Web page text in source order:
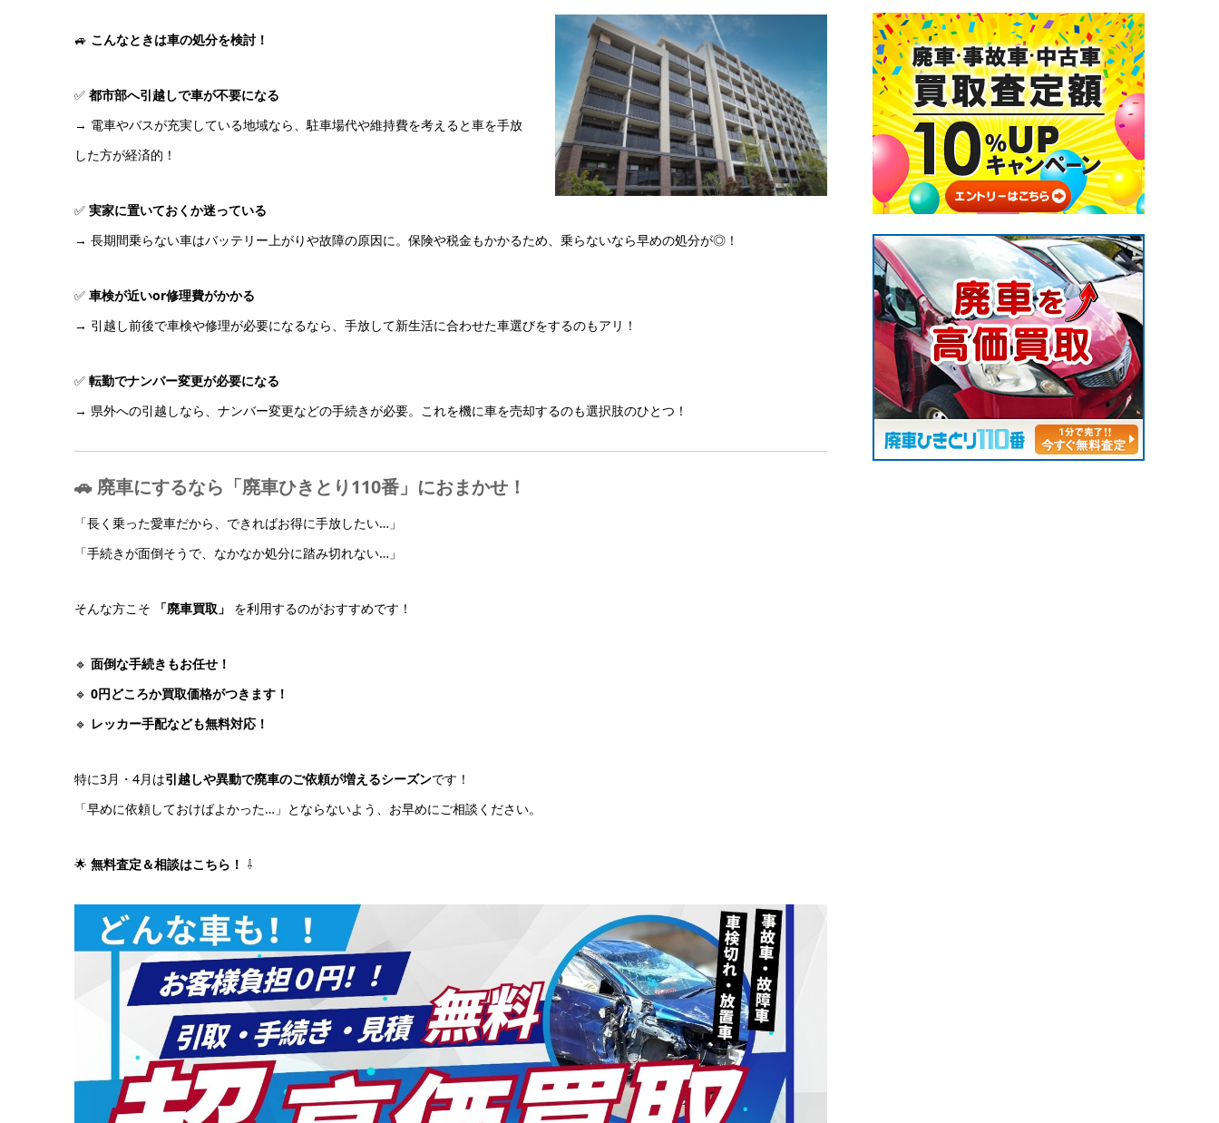
🚙 こんなときは車の処分を検討！
✅ 都市部へ引越しで車が不要になる
→ 電車やバスが充実している地域なら、駐車場代や維持費を考えると車を手放
した方が経済的！
✅ 実家に置いておくか迷っている
→ 長期間乗らない車はバッテリー上がりや故障の原因に。保険や税金もかかるため、乗らないなら早めの処分が◎！
✅ 車検が近いor修理費がかかる
→ 引越し前後で車検や修理が必要になるなら、手放して新生活に合わせた車選びをするのもアリ！
✅ 転勤でナンバー変更が必要になる
→ 県外への引越しなら、ナンバー変更などの手続きが必要。これを機に車を売却するのも選択肢のひとつ！
🚗 廃車にするなら「廃車ひきとり110番」におまかせ！
「長く乗った愛車だから、できればお得に手放したい…」
「手続きが面倒そうで、なかなか処分に踏み切れない…」
そんな方こそ 「廃車買取」 を利用するのがおすすめです！
🔹 面倒な手続きもお任せ！
🔹 0円どころか買取価格がつきます！
🔹 レッカー手配なども無料対応！
特に3月・4月は引越しや異動で廃車のご依頼が増えるシーズンです！
「早めに依頼しておけばよかった…」とならないよう、お早めにご相談ください。
🌟 無料査定＆相談はこちら！ ⇩